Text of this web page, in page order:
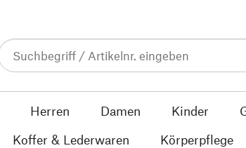
Herren Damen Kinder
Koffer & Lederwaren Körperpflege